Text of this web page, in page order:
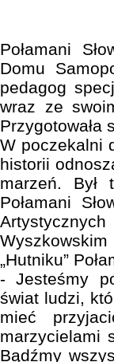
Połamani
Domu
pedagog
wraz ze
Przygotowała
W poczekalni
historii
marzeń. Był
Połamani
„Hutniku”
- Jesteśmy
świat ludzi,
mieć
marzycielami
Bądźmy